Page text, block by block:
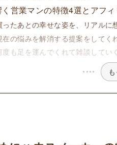
営業マンの特徴4選とアフ
ったあとの幸せな姿を、リアルに
在の悩みを解消する提案をしてく
度も足を運んでくれて雑談してい